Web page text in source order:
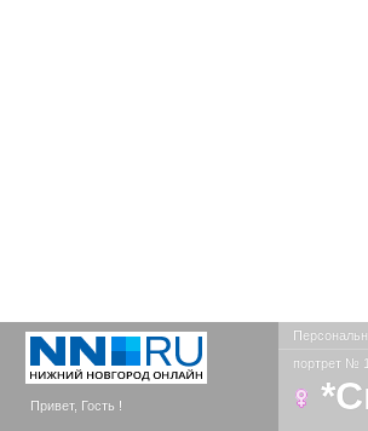
Привет, Гость !
портрет №